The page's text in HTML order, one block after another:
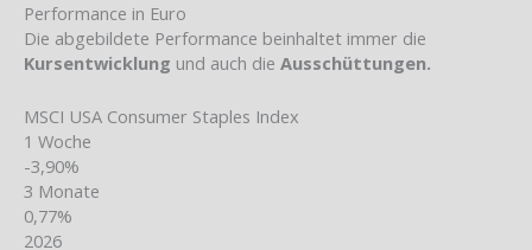
Performance in Euro
Die abgebildete Performance beinhaltet immer die
Kursentwicklung und auch die Ausschüttungen.
MSCI USA Consumer Staples Index
1 Woche
-3,90%
3 Monate
0,77%
2026